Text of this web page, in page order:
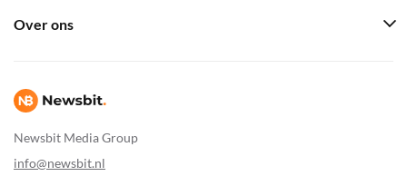
Newsbit Media Group
info@newsbit.nl
Over ons